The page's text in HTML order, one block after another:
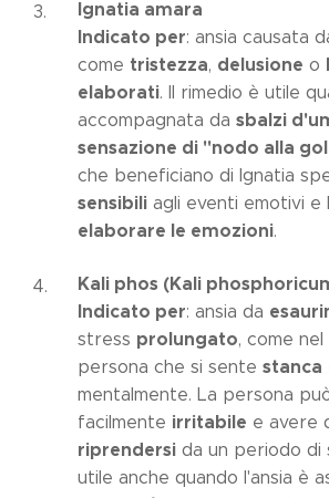
Ignatia amara
Indicato per: ansia causata
come tristezza, delusione o
elaborati. Il rimedio è utile
accompagnata da sbalzi
sensazione di "nodo alla
che beneficiano di Ignatia
sensibili agli eventi emotivi
elaborare le emozioni.
Kali phos (Kali
Indicato per: ansia da
stress prolungato, come
persona che si sente stanca
mentalmente. La persona
facilmente irritabile e avere
riprendersi da un periodo di
utile anche quando l'ansia è